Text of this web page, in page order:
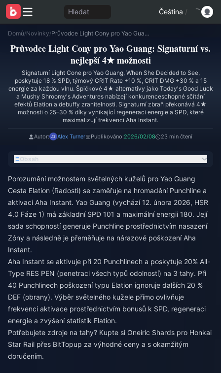
Hledat Čeština /
Domů/Novinky/ Průvodce Light Cony pro Yao Guang: Signaturní vs. nejlepší 4★ možnosti
Průvodce Light Cony pro Yao Guang: Signaturní vs.
nejlepší 4★ možnosti
Signaturní Light Cone pro Yao Guang, When She Decided to See,
poskytuje 18 % SPD, týmový CRIT Rate +10 %, CRIT DMG +30 % a 15
energie za každou vlnu. Špičkové 4★ alternativy jako Today's Good Luck
a Mushy Shroomy's Adventures nabízejí konkurenceschopné sčítání
efektů Elation a debuffy zranitelnosti. Signaturní zbraň překonává 4★
možnosti o 25–30 % díky vynikající regeneraci energie a SPD, které
maximalizují frekvenci Aha Instant.
Autor: Alex Turner Publikováno:2026/02/08 23 min čtení
Obsah
Porozumění možnostem světelných kuželů pro Yao Guang
Cesta Elation (Radosti) se zaměřuje na hromadění Punchline a
aktivaci Aha Instant. Yao Guang (vychází 12. února 2026, HSR
4.0 Fáze 1) má základní SPD 101 a maximální energii 180. Její
sada schopností generuje Punchline prostřednictvím nasazení
Zóny a následně je přeměňuje na nárazové poškození Aha
Instant.
Aha Instant se aktivuje při 20 Punchlinech a poskytuje 20% All-
Type RES PEN (penetraci všech typů odolností) na 3 tahy. Při
40 Punchlinech poškození typu Elation ignoruje dalších 20 %
DEF (obrany). Výběr světelného kužele přímo ovlivňuje
frekvenci aktivace prostřednictvím bonusů k SPD, regeneraci
energie a zvýšení statistik Elation.
Potřebujete zdroje na tahy? Kupte si Oneiric Shards pro Honkai
Star Rail přes BitTopup za výhodné ceny a s okamžitým
doručením.